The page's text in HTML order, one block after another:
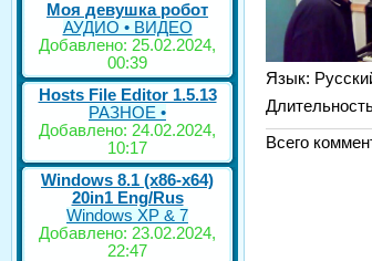
Моя девушка робот
АУДИО • ВИДЕО
Добавлено: 25.02.2024,
00:39
Hosts File Editor 1.5.13
РАЗНОЕ •
Добавлено: 24.02.2024,
10:17
Windows 8.1 (x86-x64)
20in1 Eng/Rus
Windows XP & 7
Добавлено: 23.02.2024,
22:47
Язык:
Всего